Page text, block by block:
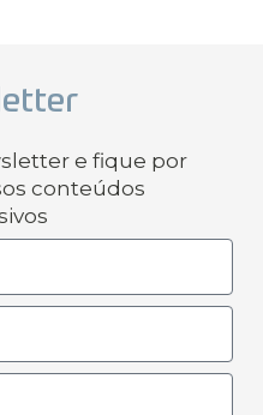
e fique por
conteúdos